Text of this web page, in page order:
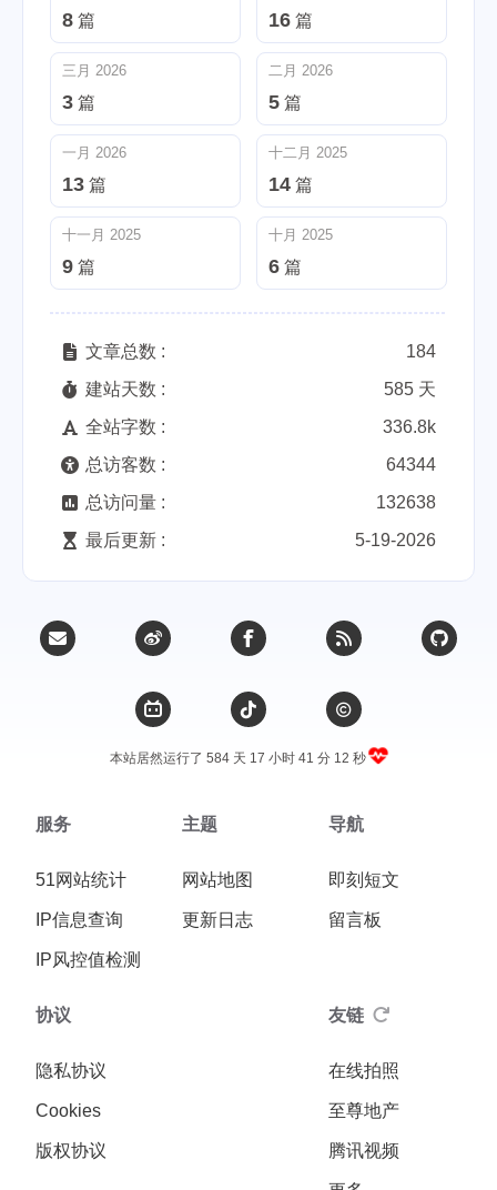
8 篇 16 篇
三月 2026
3 篇
二月 2026
5 篇
一月 2026
13 篇
十二月 2025
14 篇
十一月 2025
9 篇
十月 2025
6 篇
文章总数 :
184
建站天数 :
585 天
全站字数 :
336.8k
总访客数 :
64344
总访问量 :
132638
最后更新 :
5-19-2026
本站居然运行了 584 天 17 小时 41 分 12 秒
服务
51网站统计
IP信息查询
IP风控值检测
主题
网站地图
更新日志
导航
即刻短文
留言板
协议
隐私协议
Cookies
版权协议
友链
在线拍照
至尊地产
腾讯视频